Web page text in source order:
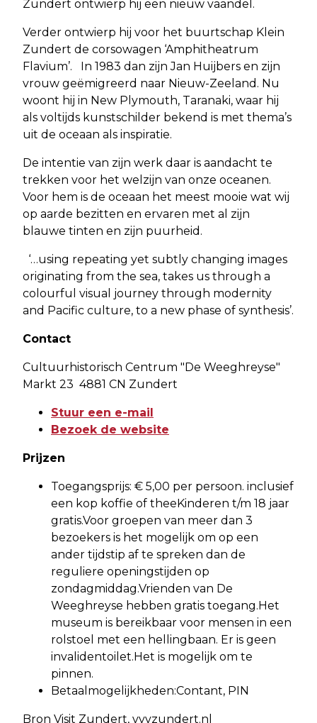
Zundert ontwierp hij een nieuw vaandel.
Verder ontwierp hij voor het buurtschap Klein
Zundert de corsowagen ‘Amphitheatrum
Flavium’. In 1983 dan zijn Jan Huijbers en zijn
vrouw geëmigreerd naar Nieuw-Zeeland. Nu
woont hij in New Plymouth, Taranaki, waar hij
als voltijds kunstschilder bekend is met thema’s
uit de oceaan als inspiratie.
De intentie van zijn werk daar is aandacht te
trekken voor het welzijn van onze oceanen.
Voor hem is de oceaan het meest mooie wat wij
op aarde bezitten en ervaren met al zijn
blauwe tinten en zijn puurheid.
‘…using repeating yet subtly changing images
originating from the sea, takes us through a
colourful visual journey through modernity
and Pacific culture, to a new phase of synthesis’.
Contact
Cultuurhistorisch Centrum "De Weeghreyse"
Markt 23 4881 CN Zundert
Stuur een e-mail
Bezoek de website
Prijzen
Toegangsprijs: € 5,00 per persoon. inclusief
een kop koffie of theeKinderen t/m 18 jaar
gratis.Voor groepen van meer dan 3
bezoekers is het mogelijk om op een
ander tijdstip af te spreken dan de
reguliere openingstijden op
zondagmiddag.Vrienden van De
Weeghreyse hebben gratis toegang.Het
museum is bereikbaar voor mensen in een
rolstoel met een hellingbaan. Er is geen
invalidentoilet.Het is mogelijk om te
pinnen.
Betaalmogelijkheden:Contant, PIN
Bron Visit Zundert, vvvzundert.nl